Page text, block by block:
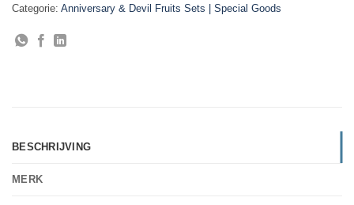
Categorie: Anniversary & Devil Fruits Sets | Special Goods
BESCHRIJVING
MERK